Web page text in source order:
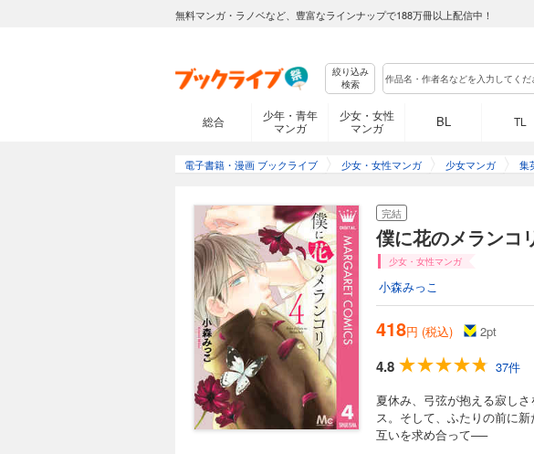
無料マンガ・ラノベなど、豊富なラインナップで188万冊以上配信中！
絞り込み
検索
総合
少年・青年
マンガ
少女・女性
マンガ
BL TL
電子書籍・漫画 ブックライブ 少女・女性マンガ 少女マンガ 集
完結
僕に花のメランコ
少女・女性マンガ
小森みっこ
418円 (税込) 2pt
4.8
37件
夏休み、弓弦が抱える寂し
ス。そして、ふたりの前に
互いを求め合って──